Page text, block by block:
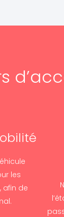
les
afin de